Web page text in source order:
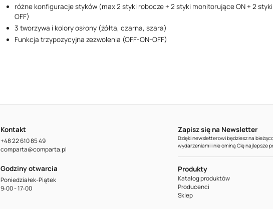
różne konfiguracje styków (max 2 styki robocze + 2 styki monitorujące ON + 2
OFF)
3 tworzywa i kolory osłony (żółta, czarna, szara)
Funkcja trzypozycyjna zezwolenia (OFF-ON-OFF)
Kontakt
+48 22 610 85 49
comparta@comparta.pl
Godziny otwarcia
Poniedziałek-Piątek
9:00 - 17:00
Zapisz się na Newsletter
Dzięki newsletterowi będziesz na
wydarzeniami i nie ominą Cię najlepsze
Produkty
Katalog produktów
Producenci
Sklep